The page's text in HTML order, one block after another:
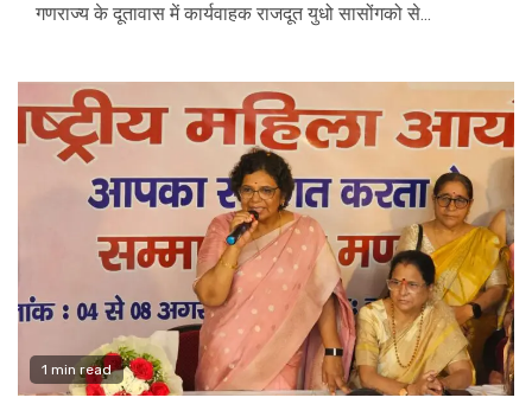
गणराज्य के दूतावास में कार्यवाहक राजदूत युधो सासोंगको से...
1 min read